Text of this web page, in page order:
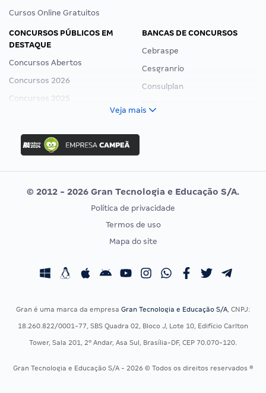
Cursos Online Gratuitos
CONCURSOS PÚBLICOS EM
DESTAQUE
Concursos Abertos
Concursos 2026
Concursos 2025
Concurso Ibama
Concurso MPU
Editais publicados
BANCAS DE CONCURSOS
Cebraspe
Cesgranrio
Consulplan
Vunesp
CONCURSOS POR PROFISSÃO
Concursos Fiscais
Residência Multiprofissional
EXAME DE ORDEM
Calendário OAB
Veja mais
© 2012 - 2026 Gran Tecnologia e Educação S/A.
Política de privacidade
Termos de uso
Mapa do site
Gran é uma marca da empresa Gran Tecnologia e Educação S/A, CNPJ:
18.260.822/0001-77, SBS Quadra 02, Bloco J, Lote 10, Edifício Carlton
Tower, Sala 201, 2º Andar, Asa Sul, Brasília-DF, CEP 70.070-120.
Gran Tecnologia e Educação S/A - 2026 © Todos os direitos reservados ®